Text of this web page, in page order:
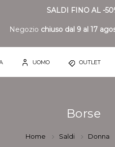
SALDI FINO AL -
Negozio chiuso dal 9 al 17
UOMO OUTLET
Borse
Home Saldi Donna